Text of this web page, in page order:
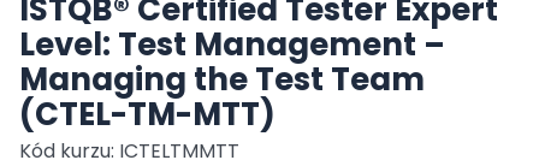
ISTQB® Certified Tester Expert
Level: Test Management –
Managing the Test Team
(CTEL-TM-MTT)
Kód kurzu: ICTELTMMTT